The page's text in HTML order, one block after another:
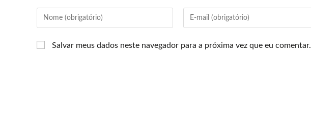
Salvar meus dados neste navegador para a próxima vez que eu comentar.